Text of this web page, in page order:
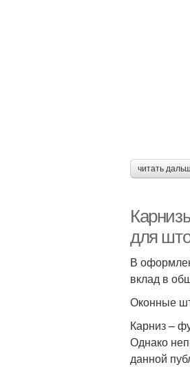
читать
для
В
вклад в
Оконные
Карниз –
Однако
данной